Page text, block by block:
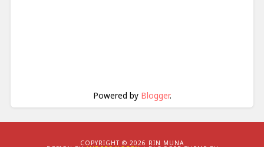
Powered by Blogger.
COPYRIGHT © 2026 RIN MUNA